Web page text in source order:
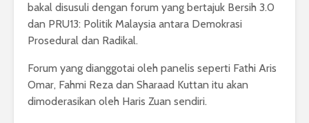
bakal disusuli dengan forum yang bertajuk Bersih 3.0
dan PRU13: Politik Malaysia antara Demokrasi
Prosedural dan Radikal.
Forum yang dianggotai oleh panelis seperti Fathi Aris
Omar, Fahmi Reza dan Sharaad Kuttan itu akan
dimoderasikan oleh Haris Zuan sendiri.